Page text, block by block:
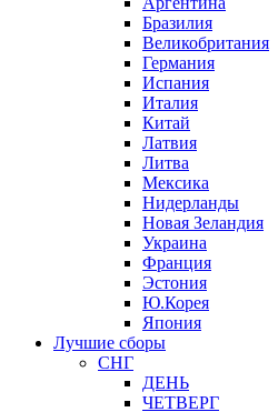
Бразилия
Великобритания
Германия
Испания
Италия
Китай
Латвия
Литва
Мексика
Нидерланды
Новая Зеландия
Украина
Франция
Эстония
Ю.Корея
Япония
Лучшие сборы
СНГ
ДЕНЬ
ЧЕТВЕРГ